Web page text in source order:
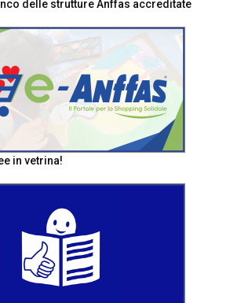
delle strutture Anffas accreditate
in vetrina!